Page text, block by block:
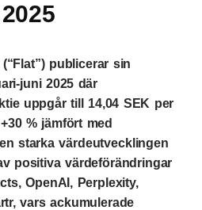
publicerar sin
juni 2025 där
uppgår till 14,04 SEK per
% jämfört med
starka värdeutvecklingen
positiva värdeförändringar
OpenAI, Perplexity,
vars ackumulerade